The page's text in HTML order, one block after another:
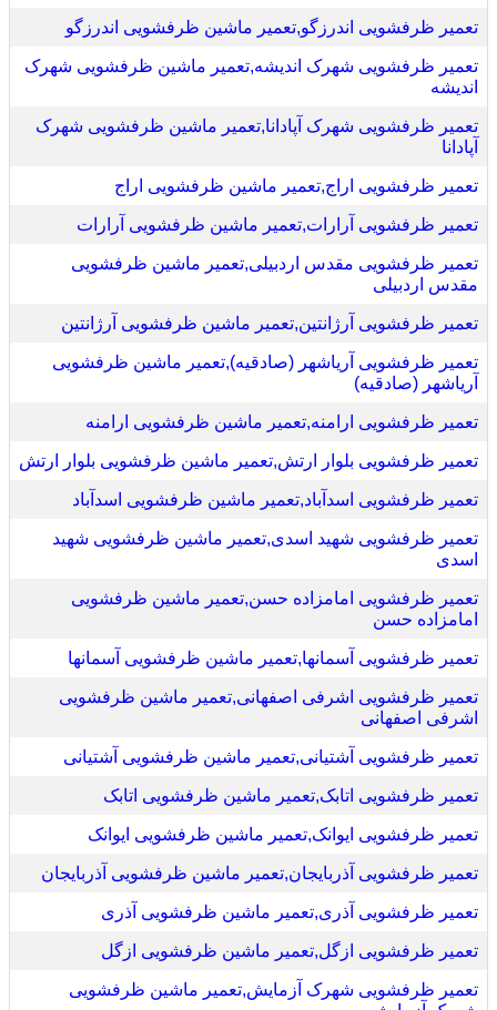
تعمیر ظرفشویی اندرزگو,تعمیر ماشین ظرفشویی اندرزگو
تعمیر ظرفشویی شهرک اندیشه,تعمیر ماشین ظرفشویی شهرک
اندیشه
تعمیر ظرفشویی شهرک آپادانا,تعمیر ماشین ظرفشویی شهرک
آپادانا
تعمیر ظرفشویی اراج,تعمیر ماشین ظرفشویی اراج
تعمیر ظرفشویی آرارات,تعمیر ماشین ظرفشویی آرارات
تعمیر ظرفشویی مقدس اردبیلی,تعمیر ماشین ظرفشویی
مقدس اردبیلی
تعمیر ظرفشویی آرژانتین,تعمیر ماشین ظرفشویی آرژانتین
تعمیر ظرفشویی آریاشهر (صادقیه),تعمیر ماشین ظرفشویی
آریاشهر (صادقیه)
تعمیر ظرفشویی ارامنه,تعمیر ماشین ظرفشویی ارامنه
تعمیر ظرفشویی بلوار ارتش,تعمیر ماشین ظرفشویی بلوار ارتش
تعمیر ظرفشویی اسدآباد,تعمیر ماشین ظرفشویی اسدآباد
تعمیر ظرفشویی شهید اسدی,تعمیر ماشین ظرفشویی شهید
اسدی
تعمیر ظرفشویی امامزاده حسن,تعمیر ماشین ظرفشویی
امامزاده حسن
تعمیر ظرفشویی آسمانها,تعمیر ماشین ظرفشویی آسمانها
تعمیر ظرفشویی اشرفی اصفهانی,تعمیر ماشین ظرفشویی
اشرفی اصفهانی
تعمیر ظرفشویی آشتیانی,تعمیر ماشین ظرفشویی آشتیانی
تعمیر ظرفشویی اتابک,تعمیر ماشین ظرفشویی اتابک
تعمیر ظرفشویی ایوانک,تعمیر ماشین ظرفشویی ایوانک
تعمیر ظرفشویی آذربایجان,تعمیر ماشین ظرفشویی آذربایجان
تعمیر ظرفشویی آذری,تعمیر ماشین ظرفشویی آذری
تعمیر ظرفشویی ازگل,تعمیر ماشین ظرفشویی ازگل
تعمیر ظرفشویی شهرک آزمایش,تعمیر ماشین ظرفشویی